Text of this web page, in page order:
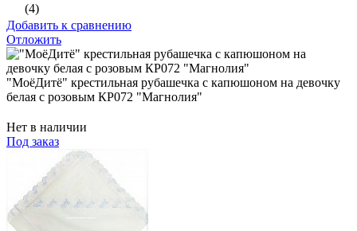
(4)
Добавить к сравнению
Отложить
"МоёДитё" крестильная рубашечка с капюшоном на девочку
белая с розовым КР072 "Магнолия"
Нет в наличии
Под заказ